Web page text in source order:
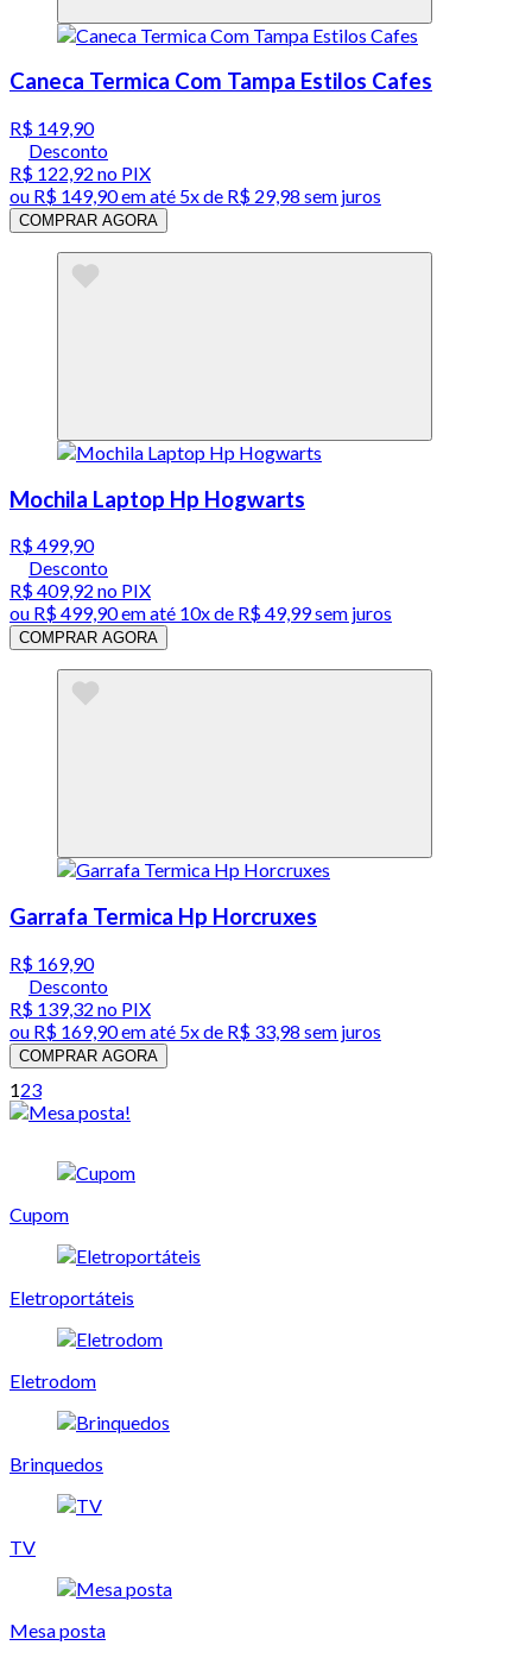
Caneca Termica Com Tampa Estilos Cafes
R$ 149,90
Desconto
R$ 122,92 no PIX
ou R$ 149,90em até 5x de R$ 29,98 sem juros
COMPRAR AGORA
Mochila Laptop Hp Hogwarts
R$ 499,90
Desconto
R$ 409,92 no PIX
ou R$ 499,90em até 10x de R$ 49,99 sem juros
COMPRAR AGORA
Garrafa Termica Hp Horcruxes
R$ 169,90
Desconto
R$ 139,32 no PIX
ou R$ 169,90em até 5x de R$ 33,98 sem juros
COMPRAR AGORA
123
Cupom
Eletroportáteis
Eletrodom
Brinquedos
TV
Mesa posta